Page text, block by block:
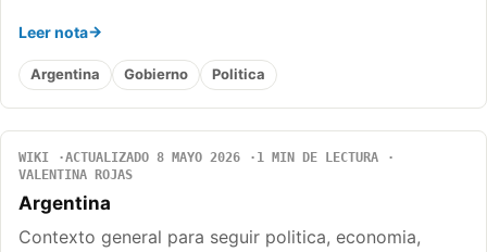
Leer nota
Argentina Gobierno Politica
WIKI ACTUALIZADO 8 MAYO 2026
1 MIN DE LECTURA
VALENTINA ROJAS
Argentina
Contexto general para seguir politica, economia,